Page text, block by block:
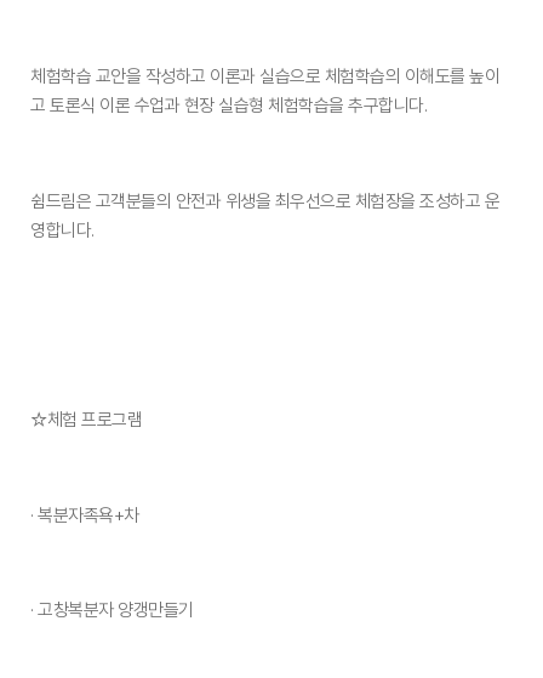
체험학습 교안을 작성하고 이론과 실습으로 체험학습의 이해도를 높이
고 토론식 이론 수업과 현장 실습형 체험학습을 추구합니다.
쉼드림은 고객분들의 안전과 위생을 최우선으로 체험장을 조성하고 운
영합니다.
☆체험 프로그램
· 복분자족욕+차
· 고창복분자 양갱만들기